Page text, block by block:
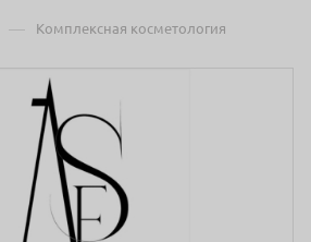
— Комплексная косметология